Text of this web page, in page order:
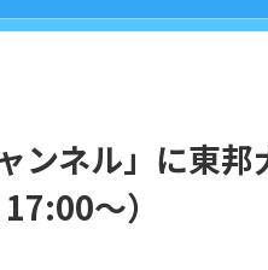
ンネル」に東
～）